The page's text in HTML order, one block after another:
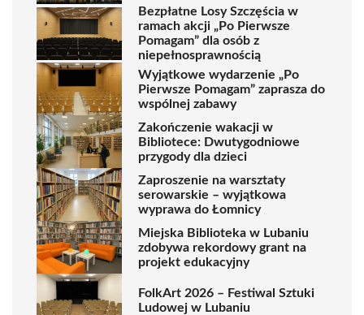
Bezpłatne Losy Szczęścia w
ramach akcji „Po Pierwsze
Pomagam” dla osób z
niepełnosprawnością
Wyjątkowe wydarzenie „Po
Pierwsze Pomagam” zaprasza do
wspólnej zabawy
Zakończenie wakacji w
Bibliotece: Dwutygodniowe
przygody dla dzieci
Zaproszenie na warsztaty
serowarskie – wyjątkowa
wyprawa do Łomnicy
Miejska Biblioteka w Lubaniu
zdobywa rekordowy grant na
projekt edukacyjny
FolkArt 2026 – Festiwal Sztuki
Ludowej w Lubaniu